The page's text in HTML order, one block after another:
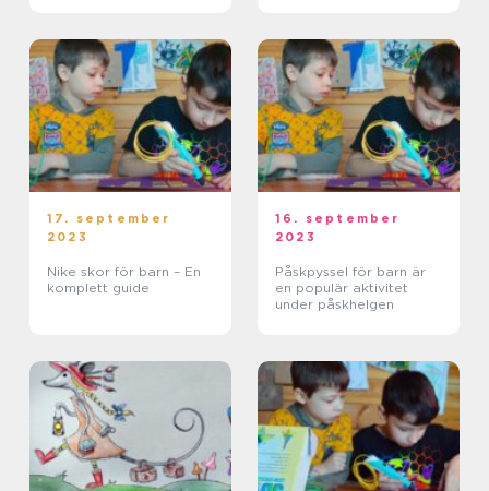
17. september
2023
Nike skor för barn – En
komplett guide
16. september
2023
Påskpyssel för barn är
en populär aktivitet
under påskhelgen